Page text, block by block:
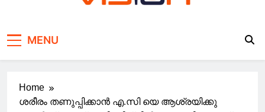
MENU
Home
ശരീരം തണുപ്പിക്കാൻ എ.സി യെ ആശ്രയിക്കു